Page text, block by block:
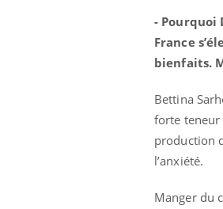
- Pourquoi
France
bienfaits.
Bettina
forte teneur
production
l’anxiété.
Manger du
questions sur la